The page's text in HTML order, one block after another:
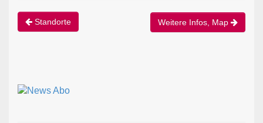
Standorte Weitere Infos, Map